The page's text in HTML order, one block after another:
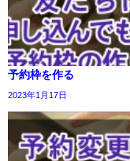
予約枠を作る
2023年1月17日